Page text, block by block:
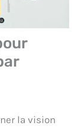
la vision